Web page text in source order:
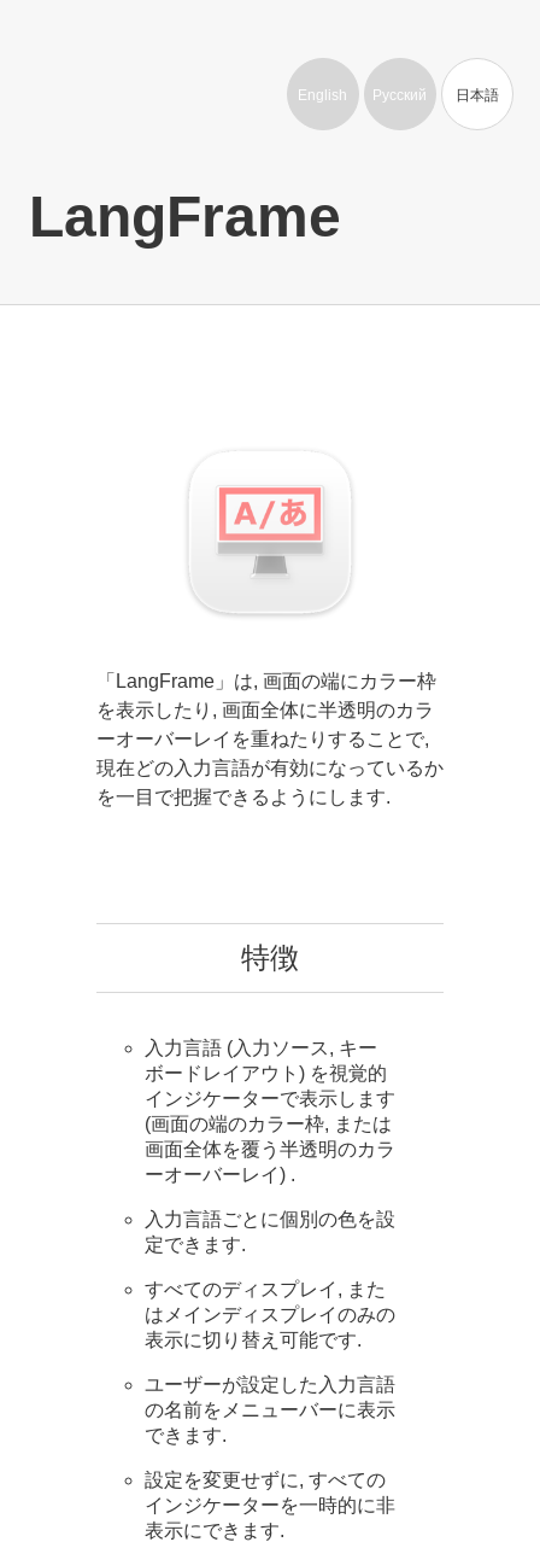
English Русский 日本語
LangFrame
「LangFrame」は, 画面の端にカラー枠
を表示したり, 画面全体に半透明のカラ
ーオーバーレイを重ねたりすることで,
現在どの入力言語が有効になっているか
を一目で把握できるようにします.
特徴
入力言語 (入力ソース, キー
ボードレイアウト) を視覚的
インジケーターで表示します
(画面の端のカラー枠, または
画面全体を覆う半透明のカラ
ーオーバーレイ) .
入力言語ごとに個別の色を設
定できます.
すべてのディスプレイ, また
はメインディスプレイのみの
表示に切り替え可能です.
ユーザーが設定した入力言語
の名前をメニューバーに表示
できます.
設定を変更せずに, すべての
インジケーターを一時的に非
表示にできます.